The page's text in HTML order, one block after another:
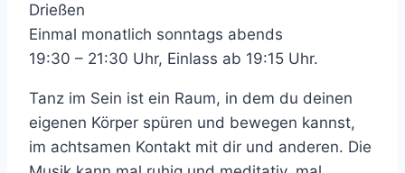
Drießen
Einmal monatlich sonntags abends
19:30 – 21:30 Uhr, Einlass ab 19:15 Uhr.
Tanz im Sein ist ein Raum, in dem du deinen
eigenen Körper spüren und bewegen kannst,
im achtsamen Kontakt mit dir und anderen. Die